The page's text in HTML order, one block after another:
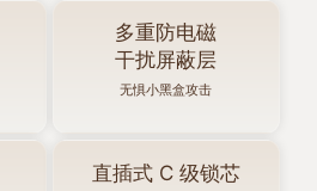
多重防电磁
干扰屏蔽层
无惧小黑盒攻击
直插式 C 级锁芯